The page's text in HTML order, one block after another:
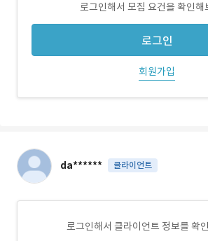
로그인해서 모집 요건을 확인해
로그인
회원가입
da****** 클라이언트
로그인해서 클라이언트 정보를 확